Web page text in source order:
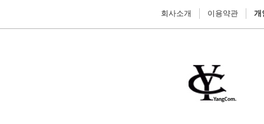
회사소개 이용약관 개